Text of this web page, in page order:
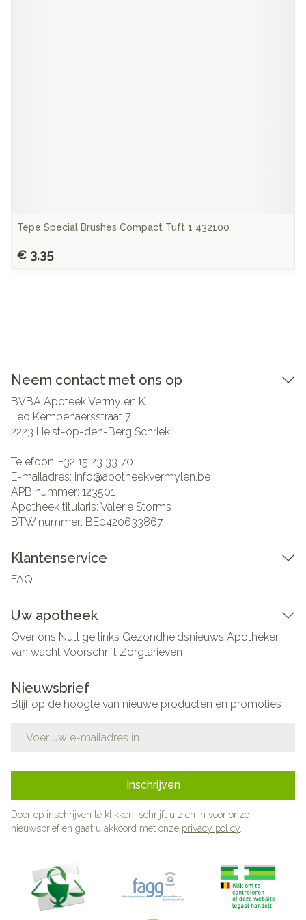
Tepe Special Brushes Compact Tuft 1 432100
€ 3,35
Neem contact met ons op
BVBA Apoteek Vermylen K.
Leo Kempenaersstraat 7
2223 Heist-op-den-Berg Schriek
Telefoon: +32 15 23 33 70
E-mailadres: info@apotheekvermylen.be
APB nummer: 123501
Apotheek titularis: Valerie Storms
BTW nummer: BE0420633867
Klantenservice
FAQ
Uw apotheek
Over ons Nuttige links Gezondheidsnieuws Apotheker
van wachtVoorschrift Zorgtarieven
Nieuwsbrief
Blijf op de hoogte van nieuwe producten en promoties
Inschrijven
Door op inschrijven te klikken, schrijft u zich in voor onze
nieuwsbrief en gaat u akkoord met onze privacy policy